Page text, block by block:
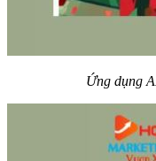
Ứng dụng